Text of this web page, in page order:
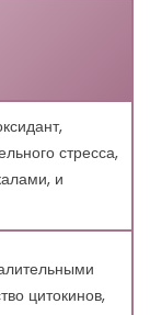
мозга?
косметике?
стресса,
и
цитокинов,